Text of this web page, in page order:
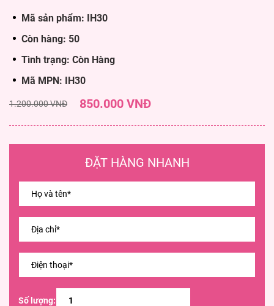
Mã sản phẩm: IH30
Còn hàng: 50
Tình trạng: Còn Hàng
Mã MPN: IH30
1.200.000 VNĐ 850.000 VNĐ
ĐẶT HÀNG NHANH
Số lượng: